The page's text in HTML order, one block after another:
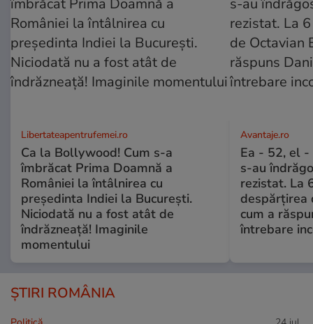
Libertateapentrufemei.ro
Ca la Bollywood! Cum s-a
îmbrăcat Prima Doamnă a
României la întâlnirea cu
președinta Indiei la București.
Niciodată nu a fost atât de
îndrăzneață! Imaginile
momentului
Avantaje.ro
Ea - 52, el -
s-au
rezistat. La
despărțirea
cum a
întrebare
ȘTIRI ROMÂNIA